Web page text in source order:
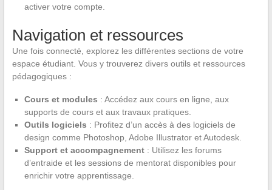
activer votre compte.
Navigation et ressources
Une fois connecté, explorez les différentes sections de votre
espace étudiant. Vous y trouverez divers outils et ressources
pédagogiques :
Cours et modules : Accédez aux cours en ligne, aux
supports de cours et aux travaux pratiques.
Outils logiciels : Profitez d’un accès à des logiciels de
design comme Photoshop, Adobe Illustrator et Autodesk.
Support et accompagnement: Utilisez les forums
d’entraide et les sessions de mentorat disponibles pour
enrichir votre apprentissage.